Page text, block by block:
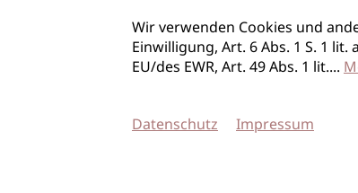
Wir verwenden Cookies und
Einwilligung, Art. 6 Abs. 1 S. 1
EU/des EWR, Art. 49 Abs. 1 lit....
Datenschutz Impressum